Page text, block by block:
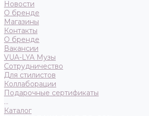
Новости
О бренде
Магазины
Контакты
О бренде
Вакансии
VUA-LYA Музы
Сотрудничество
Для стилистов
Коллаборации
Подарочные сертификаты
...
Каталог